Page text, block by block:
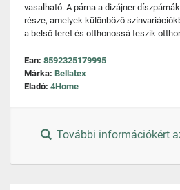
vasalható. A párna a dizájner
része, amelyek különböző
a belső teret és otthonossá teszik
Ean: 8592325179995
Márka: Bellatex
Eladó: 4Home
További információkért